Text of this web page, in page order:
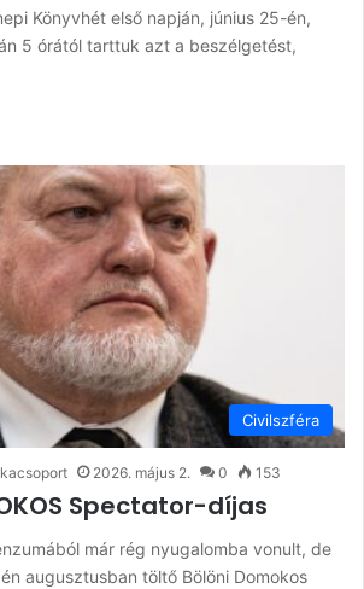
Könyvhét első napján, június 25-én,
5 órától tarttuk azt a beszélgetést,
Civilszféra
2026. május 2. 0 153
Spectator-díjas
már rég nyugalomba vonult, de
augusztusban töltő Bölöni Domokos